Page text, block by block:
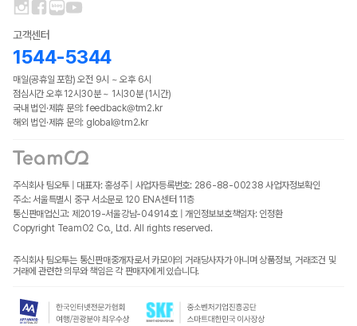
고객센터
1544-5344
매일(공휴일 포함) 오전 9시 ~ 오후 6시
점심시간 오후 12시30분 ~ 1시30분 (1시간)
국내 법인·제휴 문의: feedback@tm2.kr
해외 법인·제휴 문의: global@tm2.kr
주식회사 팀오투 | 대표자: 홍성주 | 사업자등록번호: 286-88-00238 사업자정보확인
주소: 서울특별시 중구 서소문로 120 ENA센터 11층
통신판매업신고: 제2019-서울강남-04914호 | 개인정보보호책임자: 인정환
Copyright TeamO2 Co., Ltd. All rights reserved.
주식회사 팀오투는 통신판매중개자로서 카모아의 거래당사자가 아니며 상품정보, 거래조건 및
거래에 관련한 의무와 책임은 각 판매자에게 있습니다.